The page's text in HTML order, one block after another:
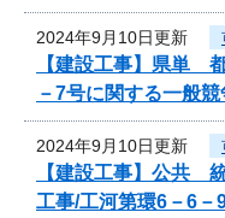
2024年9月10日更新
【建設工事】県単
－7号に関する一般
2024年9月10日更新
【建設工事】公共
工事/工河第環6－6－